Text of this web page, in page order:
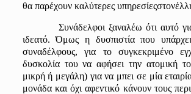
θα παρέχουνκαλύτερεςυπηρεσίεςστον
Συνάδελφοι ξαναλέω ότι αυτό
ιδεατό. Όμως η δυσπιστία που
συναδέλφους, για το συγκεκριμένο
δυσκολία του να αφήσει την ατομική
μικρή ή μεγάλη) για να μπει σε μία
μονάδα και όχι αφεντικό κάνουν τους